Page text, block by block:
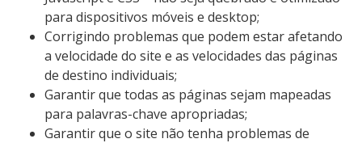
para dispositivos móveis e desktop;
Corrigindo problemas que podem estar afetando
a velocidade do site e as velocidades das páginas
de destino individuais;
Garantir que todas as páginas sejam mapeadas
para palavras-chave apropriadas;
Garantir que o site não tenha problemas de